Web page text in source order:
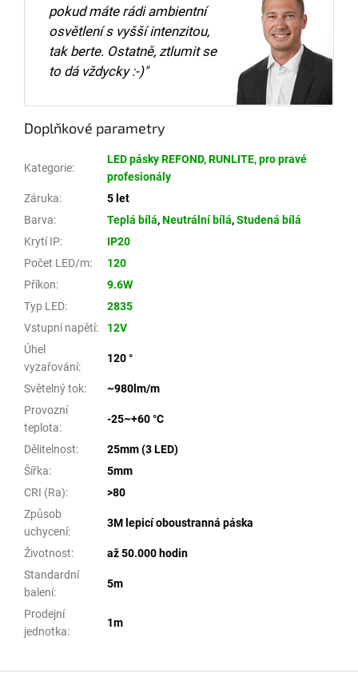
pokud máte rádi ambientní
osvětlení s vyšší intenzitou,
tak berte. Ostatně, ztlumit se
to dá vždycky :-)"
Doplňkové parametry
Kategorie:
LED pásky REFOND, RUNLITE, pro pravé
profesionály
Záruka:
5 let
Barva: Teplá bílá,Neutrální bílá,Studená bílá
Krytí IP:
IP20
Počet LED/m:
120
Příkon:
9.6W
Typ LED:
2835
Vstupní napětí:
12V
Úhel
vyzařování:
120 °
Světelný tok:
~980lm/m
Provozní
teplota:
-25~+60 °C
Dělitelnost:
25mm (3 LED)
Šířka:
5mm
CRI (Ra):
>80
Způsob
uchycení:
3M lepicí oboustranná páska
Životnost:
až 50.000 hodin
Standardní
balení:
5m
Prodejní
jednotka:
1m